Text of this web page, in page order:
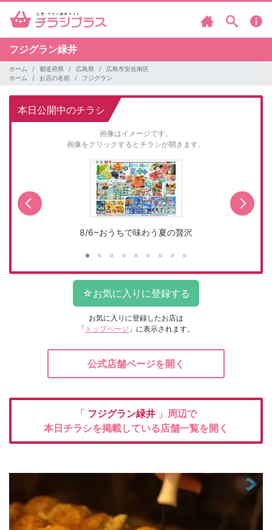
フジグラン緑井
ホーム 都道府県 広島県
広島市安佐南区
ホーム
お店の名前 フジグラン
本日公開中のチラシ
画像はイメージです。
画像をクリックするとチラシが開きます。
8/6~おうちで味わう夏の贅沢
お気に入りに登録したお店は
「 トップページ 」に表示されます。
公式店舗ページを開く
「 フジグラン緑井 」周辺で
本日チラシを掲載している店舗一覧を開く